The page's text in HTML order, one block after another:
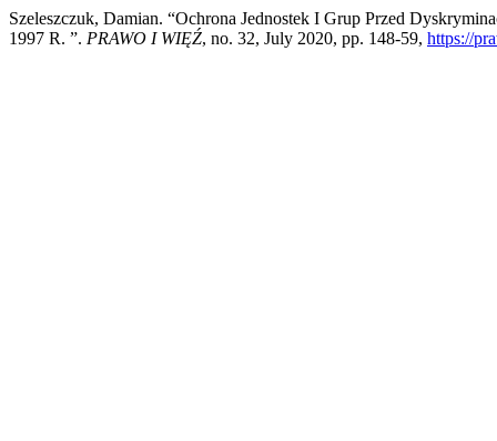
Szeleszczuk, Damian. “Ochrona Jednostek I Grup Przed
1997 R. ”. PRAWO I WIĘŹ, no. 32, July 2020, pp. 148-59, https://